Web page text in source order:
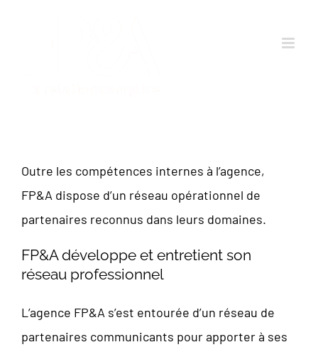
Outre les compétences internes à l’agence,
FP&A dispose d’un réseau opérationnel de
partenaires reconnus dans leurs domaines.
FP&A développe et entretient son
réseau professionnel
L’agence FP&A s’est entourée d’un réseau de
partenaires communicants pour apporter à ses